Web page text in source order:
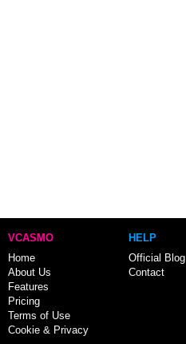
VCASMO
Home
About Us
Features
Pricing
Terms of Use
Cookie & Privacy
HELP
Official Blog
Contact